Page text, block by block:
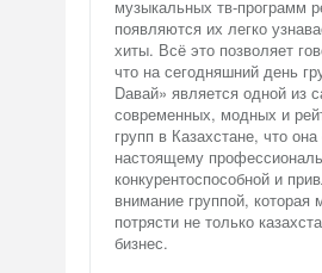
музыкальных тв-программ
появляются их легко
хиты. Всё это позволяет
что на сегодняшний день
Dавай» является одной из
современных, модных и
групп в Казахстане, что
настоящему
конкурентоспособной и
внимание группой, которая
потрясти не только
бизнес.